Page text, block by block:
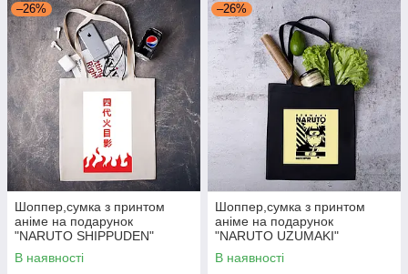
–26%
Шоппер,сумка з принтом
аніме на подарунок
"NARUTO SHIPPUDEN"
В наявності
–26%
Шоппер,сумка з принтом
аніме на подарунок
"NARUTO UZUMAKI"
В наявності